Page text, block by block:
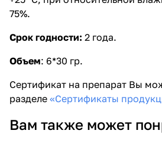
75%.
Срок годности: 2 года.
Объем: 6*30 гр.
Сертификат на препарат Вы
разделе «Сертификаты
Вам также может